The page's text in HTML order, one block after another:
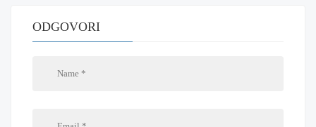
ODGOVORI